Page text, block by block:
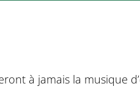
à jamais la musique